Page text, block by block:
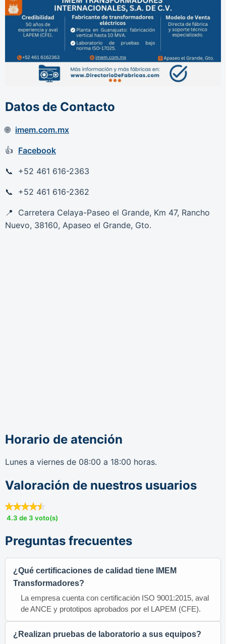
Datos de Contacto
imem.com.mx
Facebook
+52 461 616-2363
+52 461 616-2362
Carretera Celaya-Paseo el Grande, Km 47, Rancho
Nuevo, 38160, Apaseo el Grande, Gto.
Horario de atención
Lunes a viernes de 08:00 a 18:00 horas.
Valoración de nuestros usuarios
4.3 de 3 voto(s)
Preguntas frecuentes
¿Qué certificaciones de calidad tiene IMEM
Transformadores?
La empresa cuenta con certificación ISO 9001:2015, aval
de ANCE y prototipos aprobados por el LAPEM (CFE).
¿Realizan pruebas de laboratorio a sus equipos?